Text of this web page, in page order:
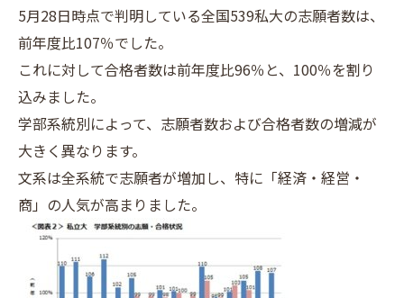
5月28日時点で判明している全国539私大の志願者数は、
前年度比107％でした。
これに対して合格者数は前年度比96％と、100％を割り
込みました。
学部系統別によって、志願者数および合格者数の増減が
大きく異なります。
文系は全系統で志願者が増加し、特に「経済・経営・
商」の人気が高まりました。